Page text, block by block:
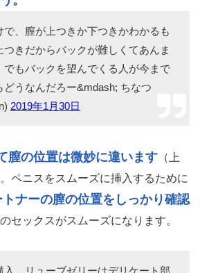
高揚して感度もアガります。
てくると、挿入後のピストンがスム
、ペニスへの快感も増してきます。
まずはクリトリスやGスポットへの
。
で、膣が上つきか下つきかわかるも
つきだからバックが難しくてあんま
もバックを望んでくる人が今まで